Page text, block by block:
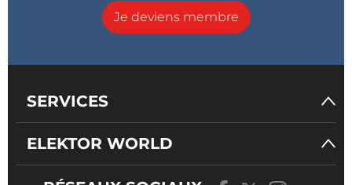
Je deviens membre
SERVICES
ELEKTOR WORLD